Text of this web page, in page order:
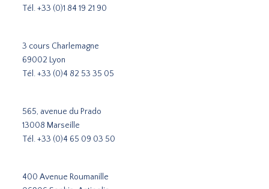
Tél.+33 (0)1 84 19 21 90
3 cours Charlemagne
69002 Lyon
Tél.+33 (0)4 82 53 35 05
565, avenue du Prado
13008 Marseille
Tél.+33 (0)4 65 09 03 50
400 Avenue Roumanille